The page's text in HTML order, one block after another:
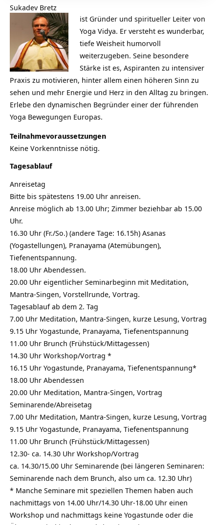
Sukadev Bretz
ist Gründer und spiritueller Leiter von
Yoga Vidya. Er versteht es wunderbar,
tiefe Weisheit humorvoll
weiterzugeben. Seine besondere
Stärke ist es, Aspiranten zu intensiver
Praxis zu motivieren, hinter allem einen höheren Sinn zu
sehen und mehr Energie und Herz in den Alltag zu bringen.
Erlebe den dynamischen Begründer einer der führenden
Yoga Bewegungen Europas.
Teilnahmevoraussetzungen
Keine Vorkenntnisse nötig.
Tagesablauf
Anreisetag
Bitte bis spätestens 19.00 Uhr anreisen.
Anreise möglich ab 13.00 Uhr; Zimmer beziehbar ab 15.00
Uhr.
16.30 Uhr (Fr./So.) (andere Tage: 16.15h) Asanas
(Yogastellungen), Pranayama (Atemübungen),
Tiefenentspannung.
18.00 Uhr Abendessen.
20.00 Uhr eigentlicher Seminarbeginn mit Meditation,
Mantra-Singen, Vorstellrunde, Vortrag.
Tagesablauf ab dem 2. Tag
7.00 Uhr Meditation, Mantra-Singen, kurze Lesung, Vortrag
9.15 Uhr Yogastunde, Pranayama, Tiefenentspannung
11.00 Uhr Brunch (Frühstück/Mittagessen)
14.30 Uhr Workshop/Vortrag *
16.15 Uhr Yogastunde, Pranayama, Tiefenentspannung*
18.00 Uhr Abendessen
20.00 Uhr Meditation, Mantra-Singen, Vortrag
Seminarende/Abreisetag
7.00 Uhr Meditation, Mantra-Singen, kurze Lesung, Vortrag
9.15 Uhr Yogastunde, Pranayama, Tiefenentspannung
11.00 Uhr Brunch (Frühstück/Mittagessen)
12.30- ca. 14.30 Uhr Workshop/Vortrag
ca. 14.30/15.00 Uhr Seminarende (bei längeren Seminaren:
Seminarende nach dem Brunch, also um ca. 12.30 Uhr)
* Manche Seminare mit speziellen Themen haben auch
nachmittags von 14.00 Uhr/14.30 Uhr-18.00 Uhr einen
Workshop und nachmittags keine Yogastunde oder die